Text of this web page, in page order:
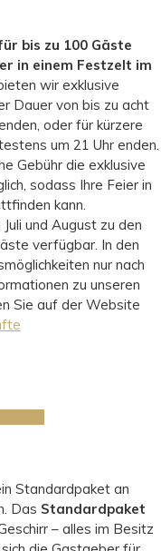
bis zu 100 Gäste
in einem Festzelt im
wir exklusive
Dauer von bis zu acht
oder für kürzere
um 21 Uhr enden.
Gebühr die exklusive
sodass Ihre Feier in
kann.
und August zu den
verfügbar. In den
nur nach
zu unseren
Sie auf der Website
Standardpaket an
Das Standardpaket
– alles im Besitz